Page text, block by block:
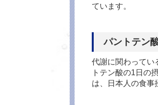
ています。
パントテン
代謝に関わってい
トテン酸の1日の
は、日本人の食事